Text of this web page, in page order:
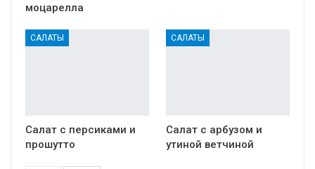
моцарелла
САЛАТЫ
Салат с персиками и
прошутто
САЛАТЫ
Салат с арбузом и
утиной ветчиной